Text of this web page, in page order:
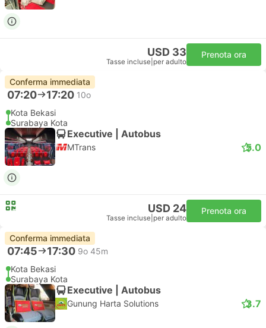
USD 33
Tasse incluse per adulto
Prenota ora
Conferma immediata
07:20 17:20 10o
Kota Bekasi
Surabaya Kota
Executive | Autobus
MTrans 5.0
USD 24
Tasse incluse per adulto
Prenota ora
Conferma immediata
07:45 17:30 9o 45m
Kota Bekasi
Surabaya Kota
Executive | Autobus
Gunung Harta Solutions 3.7